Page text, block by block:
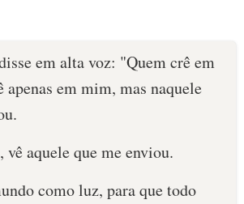
em alta voz: "Quem crê em
apenas em mim, mas naquele
vê aquele que me enviou.
como luz, para que todo